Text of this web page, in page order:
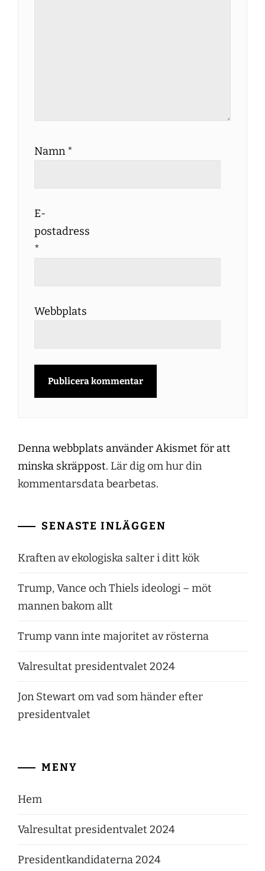
Namn *
E-
postadress
*
Webbplats
Denna webbplats använder Akismet för att
minska skräppost. Lär dig om hur din
kommentarsdata bearbetas.
SENASTE INLÄGGEN
Kraften av ekologiska salter i ditt kök
Trump, Vance och Thiels ideologi – möt
mannen bakom allt
Trump vann inte majoritet av rösterna
Valresultat presidentvalet 2024
Jon Stewart om vad som händer efter
presidentvalet
MENY
Hem
Valresultat presidentvalet 2024
Presidentkandidaterna 2024